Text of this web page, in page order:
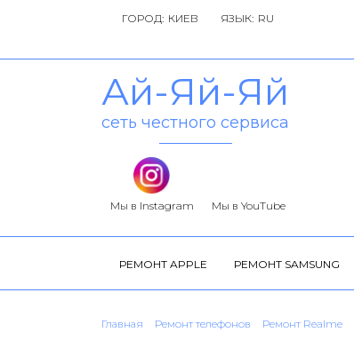
ГОРОД: ЯЗЫК:
Ай-Яй-Яй
сеть честного сервиса
Мы в Instagram Мы в YouTube
РЕМОНТ APPLE РЕМОНТ SAMSUNG
Главная Ремонт телефонов Ремонт Realme